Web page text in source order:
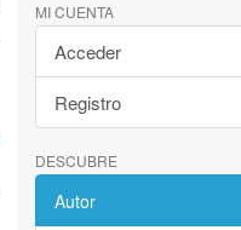
MI CUENTA
Acceder
Registro
DESCUBRE
Autor